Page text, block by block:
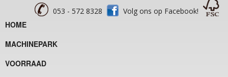
053 - 572 8328 Volg ons op Facebook!
HOME
MACHINEPARK
VOORRAAD